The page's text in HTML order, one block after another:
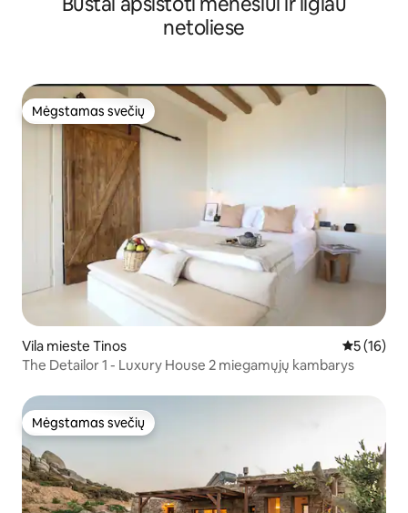
netoliese
Mėgstamas svečių
Mėgstamas svečių
Vila mieste Tinos Vidutinis
5 (16)
The Detailor 1 - Luxury House 2 miegamųjų kambarys
Mėgstamas svečių
Mėgstamas svečių